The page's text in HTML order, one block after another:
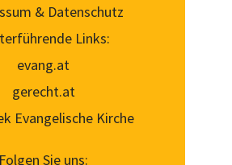
& Datenschutz
Links:
evang.at
gerecht.at
Evangelische Kirche
Folgen Sie uns: